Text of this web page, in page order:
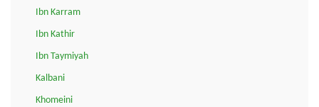
Ibn Karram
Ibn Kathir
Ibn Taymiyah
Kalbani
Khomeini